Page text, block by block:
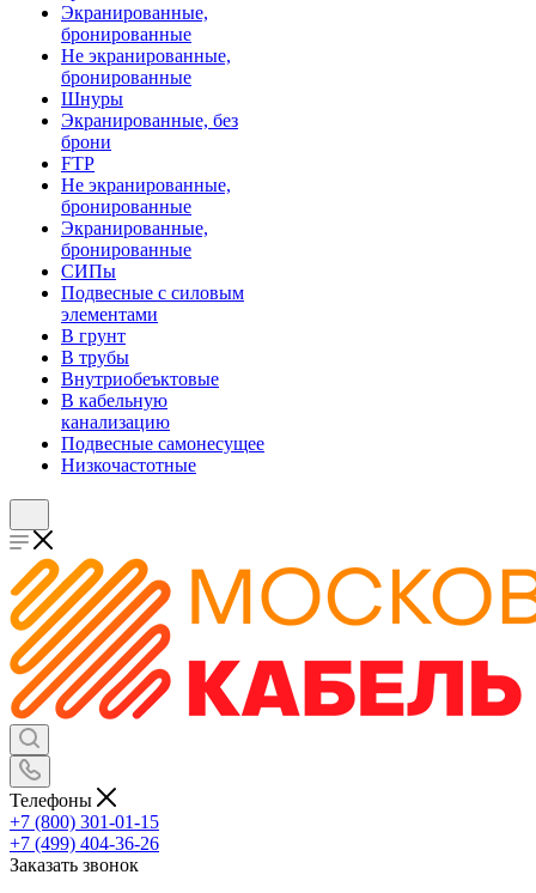
Экранированные,
бронированные
Не экранированные,
бронированные
Шнуры
Экранированные, без
брони
FTP
Не экранированные,
бронированные
Экранированные,
бронированные
СИПы
Подвесные с силовым
элементами
В грунт
В трубы
Внутриобеъктовые
В кабельную
канализацию
Подвесные самонесущее
Низкочастотные
Телефоны
+7 (800) 301-01-15
+7 (499) 404-36-26
Заказать звонок